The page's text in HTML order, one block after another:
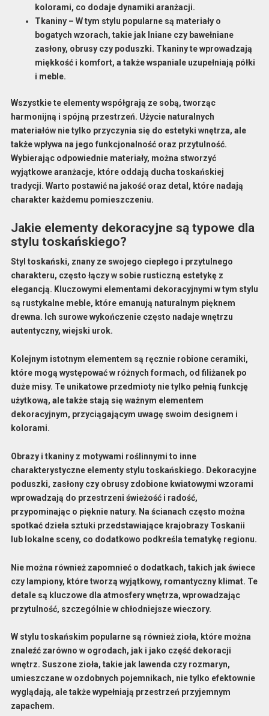
kolorami, co dodaje dynamiki aranżacji.
Tkaniny– W tym stylu popularne są materiały o
bogatych wzorach, takie jak lniane czy bawełniane
zasłony, obrusy czy poduszki. Tkaniny te wprowadzają
miękkość i komfort, a także wspaniale uzupełniają półki
i meble.
Wszystkie te elementy współgrają ze sobą, tworząc
harmonijną i spójną przestrzeń. Użycie naturalnych
materiałów nie tylko przyczynia się do estetyki wnętrza, ale
także wpływa na jego funkcjonalność oraz przytulność.
Wybierając odpowiednie materiały, można stworzyć
wyjątkowe aranżacje, które oddają ducha toskańskiej
tradycji. Warto postawić na jakość oraz detal, które nadają
charakter każdemu pomieszczeniu.
Jakie elementy dekoracyjne są typowe dla
stylu toskańskiego?
Styl toskański, znany ze swojego ciepłego i przytulnego
charakteru, często łączy w sobie rusticzną estetykę z
elegancją. Kluczowymi elementami dekoracyjnymi w tym stylu
są rustykalne meble, które emanują naturalnym pięknem
drewna. Ich surowe wykończenie często nadaje wnętrzu
autentyczny, wiejski urok.
Kolejnym istotnym elementem są ręcznie robione ceramiki,
które mogą występować w różnych formach, od filiżanek po
duże misy. Te unikatowe przedmioty nie tylko pełnią funkcję
użytkową, ale także stają się ważnym elementem
dekoracyjnym, przyciągającym uwagę swoim designem i
kolorami.
Obrazy i tkaniny z motywami roślinnymi to inne
charakterystyczne elementy stylu toskańskiego. Dekoracyjne
poduszki, zasłony czy obrusy zdobione kwiatowymi wzorami
wprowadzają do przestrzeni świeżość i radość,
przypominając o pięknie natury. Na ścianach często można
spotkać dzieła sztuki przedstawiające krajobrazy Toskanii
lub lokalne sceny, co dodatkowo podkreśla tematykę regionu.
Nie można również zapomnieć o dodatkach, takich jakświece
czy lampiony, które tworzą wyjątkowy, romantyczny klimat. Te
detale są kluczowe dla atmosfery wnętrza, wprowadzając
przytulność, szczególnie w chłodniejsze wieczory.
W stylu toskańskim popularne są również zioła, które można
znaleźć zarówno w ogrodach, jak i jako część dekoracji
wnętrz. Suszone zioła, takie jak lawenda czy rozmaryn,
umieszczane w ozdobnych pojemnikach, nie tylko efektownie
wyglądają, ale także wypełniają przestrzeń przyjemnym
zapachem.